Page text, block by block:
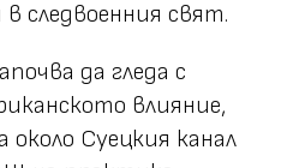
следвоенния свят.
да гледа с
влияние,
около Суецкия канал